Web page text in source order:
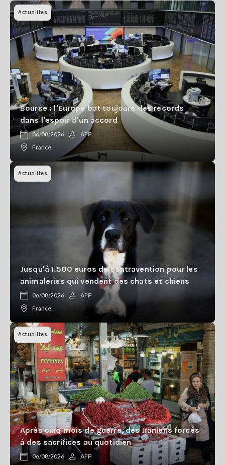
Actualites
Bourse : l'Europe bat toujours des records
dans l'espoir d'un accord
06/08/2026
AFP
France
Actualites
Jusqu'à 1.500 euros de contravention pour les
animaleries qui vendent des chats et chiens
06/08/2026
AFP
France
Actualites
Après cinq mois de guerre, des Iraniens forcés
à des sacrifices au quotidien
06/08/2026
AFP